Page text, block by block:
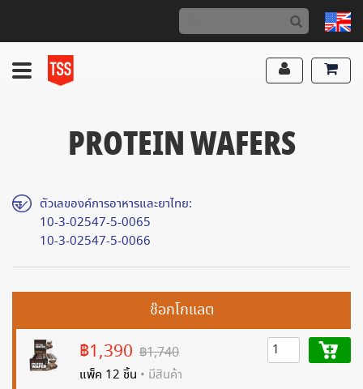
PROTEIN WAFERS
ตัวเลของค์การอาหารและยาไทย:
10-3-02547-5-0065
10-3-02547-5-0066
ช๊อกโกแลต
฿1,390 ฿1,740
แพ็ค 12 ชิ้น • มีสินค้า